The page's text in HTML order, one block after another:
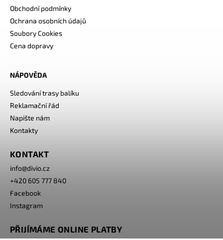
Obchodní podmínky
Ochrana osobních údajů
Soubory Cookies
Cena dopravy
NÁPOVĚDA
Sledování trasy balíku
Reklamační řád
Napište nám
Kontakty
KONTAKT
info@divio.cz
+420 605 777 840
Facebook
Instagram
PŘIJÍMÁME ONLINE PLATBY